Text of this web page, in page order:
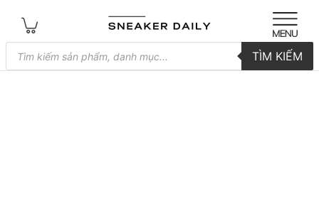
Tìm
kiếm
sản
TÌM KIẾM